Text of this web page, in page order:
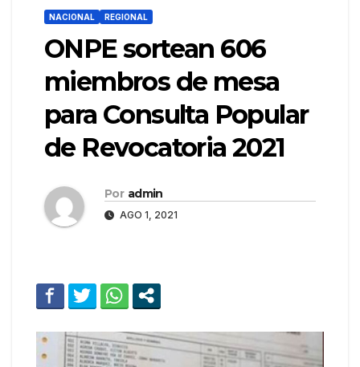
NACIONAL REGIONAL
ONPE sortean 606
miembros de mesa
para Consulta Popular
de Revocatoria 2021
Por admin
AGO 1, 2021